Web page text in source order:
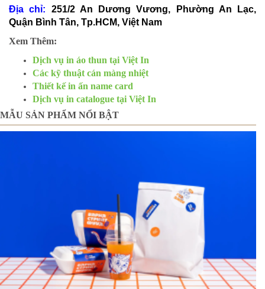
Địa chỉ: 251/2 An Dương Vương, Phường An Lạc,
Quận Bình Tân, Tp.HCM, Việt Nam
Xem Thêm:
Dịch vụ in áo thun tại Việt In
Các kỹ thuật cán màng nhiệt
Thiết kế in ấn name card
Dịch vụ in catalogue tại Việt In
MẪU SẢN PHẨM NỔI BẬT